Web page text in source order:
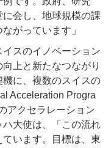
会し、地球規模の課
がっています」
スのイノベーション
上と新たなつながり
に、複数のスイスの
Acceleration Progra
アクセラレーション
大使は、「この流れ
います。目標は、東